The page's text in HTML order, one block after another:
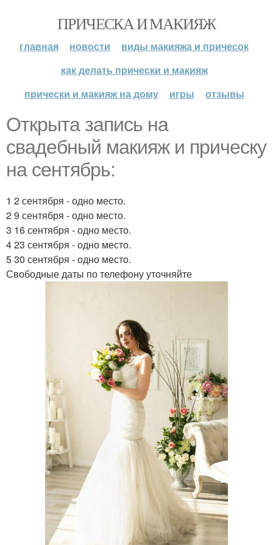
ПРИЧЕСКА И МАКИЯЖ
главная новости
виды макияжа и причесок
как делать прически и макияж
прически и макияж на дому
игры отзывы
Открыта запись на
свадебный макияж и прическу
на сентябрь:
1 2 сентября - одно место.
2 9 сентября - одно место.
3 16 сентября - одно место.
4 23 сентября - одно место.
5 30 сентября - одно место.
Свободные даты по телефону уточняйте